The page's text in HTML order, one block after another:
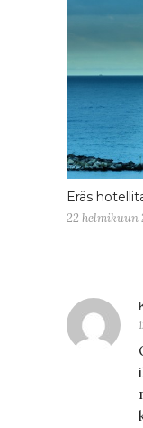
Eräs
22 helmikuun